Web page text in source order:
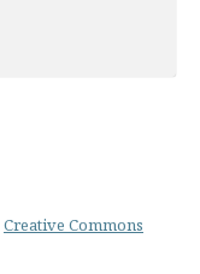
Creative Commons